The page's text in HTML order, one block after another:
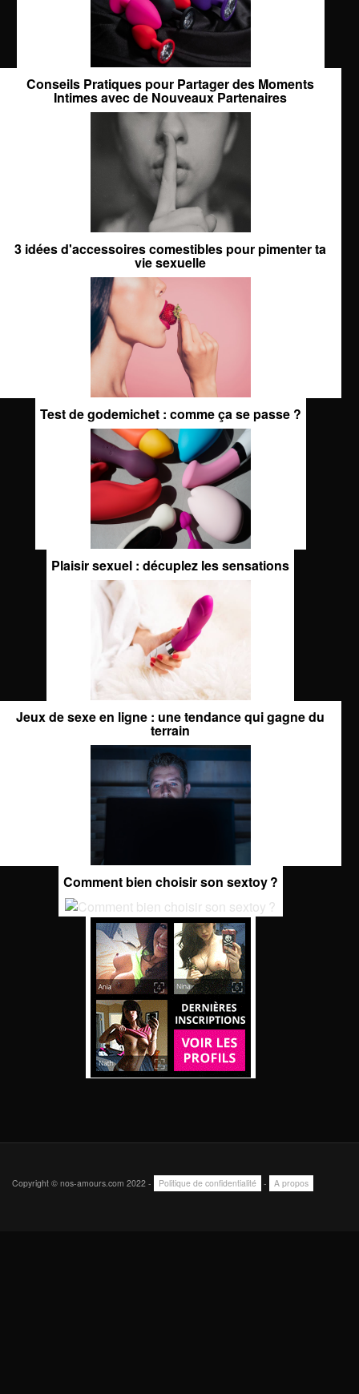
Conseils Pratiques pour Partager des Moments
Intimes avec de Nouveaux Partenaires
3 idées d'accessoires comestibles pour pimenter ta
vie sexuelle
Test de godemichet : comme ça se passe ?
Plaisir sexuel : décuplez les sensations
Jeux de sexe en ligne : une tendance qui gagne du
terrain
Comment bien choisir son sextoy ?
Copyright © nos-amours.com 2022 - Politique de confidentialité - A propos